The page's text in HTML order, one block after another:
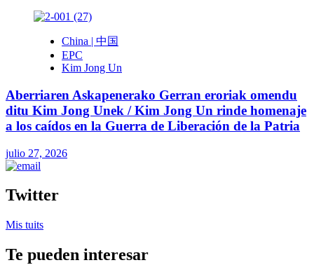
China | 中国
EPC
Kim Jong Un
Aberriaren Askapenerako Gerran eroriak omendu
ditu Kim Jong Unek / Kim Jong Un rinde homenaje
a los caídos en la Guerra de Liberación de la Patria
julio 27, 2026
Twitter
Mis tuits
Te pueden interesar